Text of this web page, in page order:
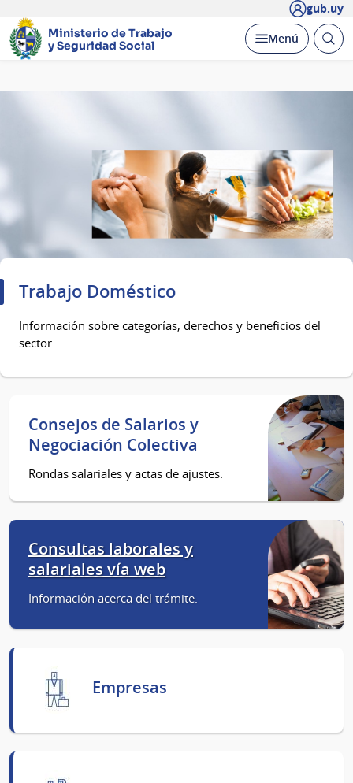
gub.uy
Ministerio de Trabajo
y Seguridad Social
Desplegar
Menú Abrir
Trabajo Doméstico
Información sobre categorías, derechos y beneficios del
sector.
Consejos de Salarios y
Negociación Colectiva
Rondas salariales y actas de ajustes.
Consultas laborales y
salariales vía web
Información acerca del trámite.
Empresas